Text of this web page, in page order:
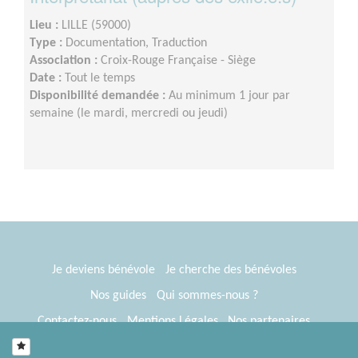
Lieu : LILLE (59000)
Type : Documentation, Traduction
Association : Croix-Rouge Française - Siège
Date : Tout le temps
Disponibilité demandée : Au minimum 1 jour par
semaine (le mardi, mercredi ou jeudi)
Je deviens bénévole
Je cherche des bénévoles
Nos guides
Qui sommes-nous ?
Contactez-nous
Mentions Légales
Nos partenaires